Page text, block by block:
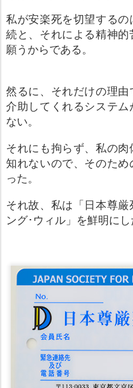
私が安楽死を切望する
続と、それによる精神
願うからである。
然るに、それだけの理
介助してくれるシステム
ない。
それにも拘らず、私の
知れないので、そのた
った。
それ故、私は「日本尊
ング･ウィル」を鮮明にし